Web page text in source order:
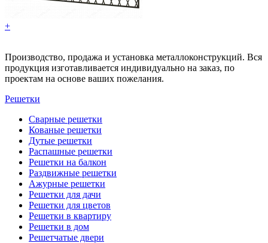
+
Производство, продажа и установка металлоконструкций. Вся
продукция изготавливается индивидуально на заказ, по
проектам на основе ваших пожелания.
Решетки
Сварные решетки
Кованые решетки
Дутые решетки
Распашные решетки
Решетки на балкон
Раздвижные решетки
Ажурные решетки
Решетки для дачи
Решетки для цветов
Решетки в квартиру
Решетки в дом
Решетчатые двери